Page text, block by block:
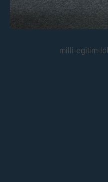
milli-egitim-